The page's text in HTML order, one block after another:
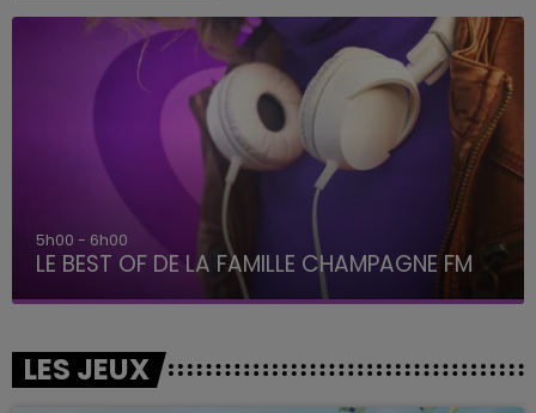
5h00 - 6h00
LE BEST OF DE LA FAMILLE CHAMPAGNE FM
LES JEUX